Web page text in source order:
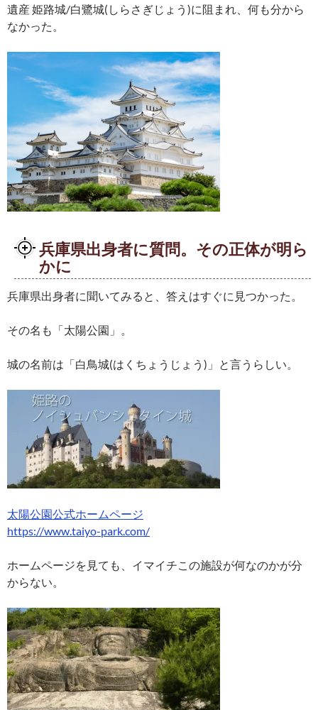
遺産 姫路城/白鷺城(しらさぎじょう)に阻まれ、何も分から
なかった。
兵庫県出身者に質問。その正体が明ら
かに
兵庫県出身者に聞いてみると、答えはすぐに見つかった。
その名も「太陽公園」。
城の名前は「白鳥城(はくちょうじょう)」と言うらしい。
太陽公園公式ホームページ
https://www.taiyo-park.com/
ホームページを見ても、イマイチこの施設が何なのかが分
からない。